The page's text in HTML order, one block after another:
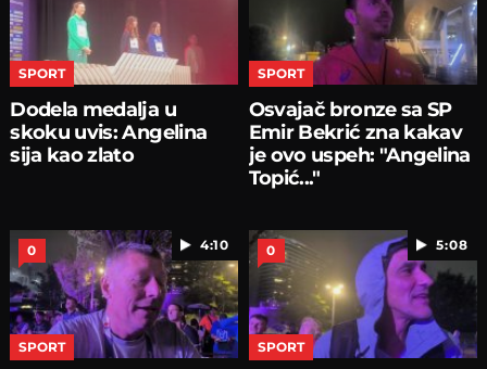
SPORT
Dodela medalja u
skoku uvis: Angelina
sija kao zlato
SPORT
Osvajač bronze sa SP
Emir Bekrić zna kakav
je ovo uspeh: "Angelina
Topić..."
4:10
0
SPORT
5:08
0
SPORT